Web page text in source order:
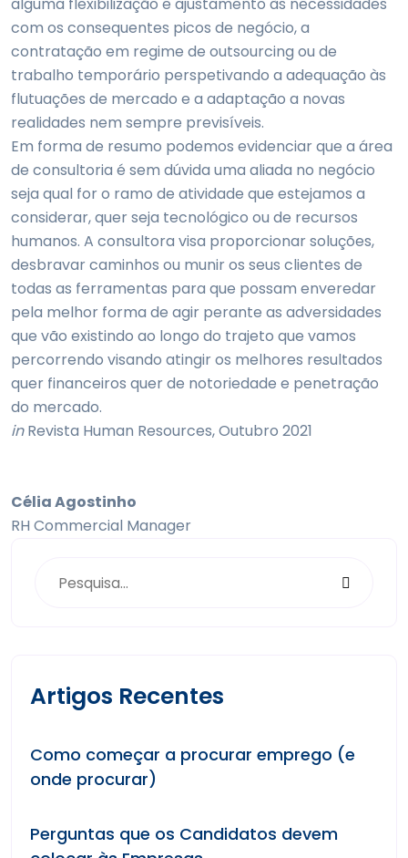
com os consequentes picos de negócio, a
contratação em regime de outsourcing ou de
trabalho temporário perspetivando a adequação às
flutuações de mercado e a adaptação a novas
realidades nem sempre previsíveis.
Em forma de resumo podemos evidenciar que a área
de consultoria é sem dúvida uma aliada no negócio
seja qual for o ramo de atividade que estejamos a
considerar, quer seja tecnológico ou de recursos
humanos. A consultora visa proporcionar soluções,
desbravar caminhos ou munir os seus clientes de
todas as ferramentas para que possam enveredar
pela melhor forma de agir perante as adversidades
que vão existindo ao longo do trajeto que vamos
percorrendo visando atingir os melhores resultados
quer financeiros quer de notoriedade e penetração
do mercado.
inRevista Human Resources, Outubro 2021
Célia Agostinho
RH Commercial Manager
Artigos Recentes
Como começar a procurar emprego (e
onde procurar)
Perguntas que os Candidatos devem